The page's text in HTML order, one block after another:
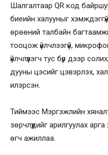
Шалгалтаар QR код
биеийн халууныг
өрөөний талбайн
тооцож үйлчлээгүй,
үйлчлүүлэгч тус бүр дээр
дууны цэсийг цэвэрлэх,
илэрсэн.
Тиймээс Мэргэжлийн
зөрчлүүдийг арилгуулах
өгч ажиллаа.